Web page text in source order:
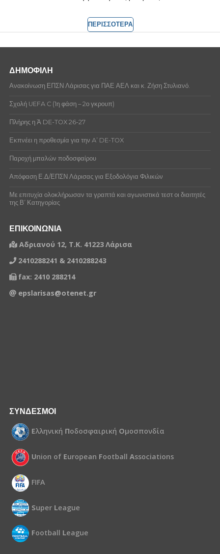
ΠΕΡΙΣΣΟΤΕΡΑ
ΔΗΜΟΦΙΛΗ
Ανακοίνωση ΕΠΣΝ Λάρισας για ΠΑΕ ΑΕΛ και κ. Ζήση Στυλιανό.
Σχολή UEFA C (1η φάση – 2ο γκρουπ)
Πλήρης η Ά DE-TOX 26-27
Εκπνέει η προθεσμία για την A’ DE-TOX
Παροχή μπαλών ποδοσφαίρου
Απόφαση Ε.Δ/ΕΠΣΝ Λάρισας για Εξοδολόγια Φιλικών
Με επιτυχία ολοκλήρωσαν τα γραπτά και αγωνιστικά τεστ οι διαιτητές
της Β’ Κατηγορίας
ΕΠΙΚΟΙΝΩΝΙΑ
Αδριανού 12, Τ.Κ. 41223 Λάρισα
2410288241 & 2410288243
fax: 2410 288214
epslarisas@otenet.gr
ΣΥΝΔΕΣΜΟΙ
Ελληνική Ποδοσφαιρική Ομοσπονδία
Union of European Football Associations
FIFA
Super League
Football League